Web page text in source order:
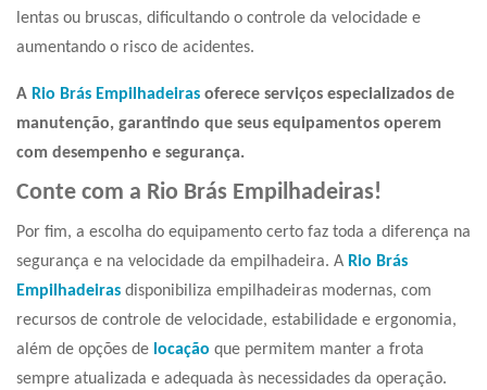
lentas ou bruscas, dificultando o controle da velocidade e
aumentando o risco de acidentes.
A Rio Brás Empilhadeiras oferece serviços especializados de
manutenção, garantindo que seus equipamentos operem
com desempenho e segurança.
Conte com a Rio Brás Empilhadeiras!
Por fim, a escolha do equipamento certo faz toda a diferença na
segurança e na velocidade da empilhadeira. A Rio Brás
Empilhadeiras disponibiliza empilhadeiras modernas, com
recursos de controle de velocidade, estabilidade e ergonomia,
além de opções de locação que permitem manter a frota
sempre atualizada e adequada às necessidades da operação.